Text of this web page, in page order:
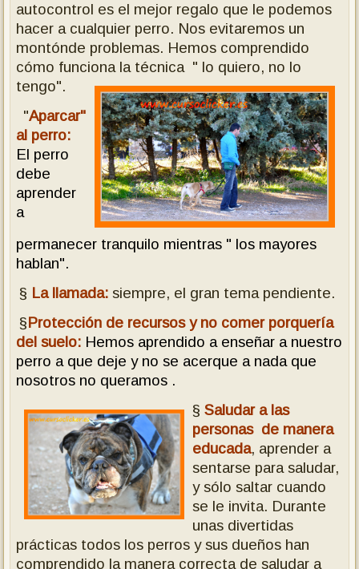
autocontrol es el mejor regalo que le podemos
hacer a cualquier perro. Nos evitaremos un
montónde problemas. Hemos comprendido
cómo funciona la técnica " lo quiero, no lo
tengo".
"Aparcar"
al perro:
El perro
debe
aprender
a
permanecer tranquilo mientras " los mayores
hablan".
§ La llamada: siempre, el gran tema pendiente.
§Protección de recursos y no comer porquería
del suelo: Hemos aprendido a enseñar a nuestro
perro a que deje y no se acerque a nada que
nosotros no queramos .
§Saludar a las
personas de manera
educada, aprender a
sentarse para saludar,
y sólo saltar cuando
se le invita. Durante
unas divertidas
prácticas todos los perros y sus dueños han
comprendido la manera correcta de saludar a